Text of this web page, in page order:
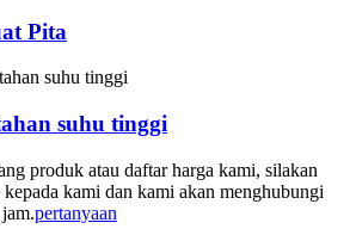
Pita
suhu tinggi
produk atau daftar harga kami, silakan
kami dan kami akan menghubungi
pertanyaan